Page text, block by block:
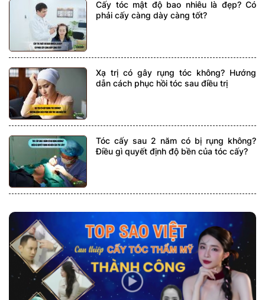
Cấy tóc mật độ bao nhiêu là đẹp? Có
phải cấy càng dày càng tốt?
Xạ trị có gây rụng tóc không? Hướng
dẫn cách phục hồi tóc sau điều trị
Tóc cấy sau 2 năm có bị rụng không?
Điều gì quyết định độ bền của tóc cấy?